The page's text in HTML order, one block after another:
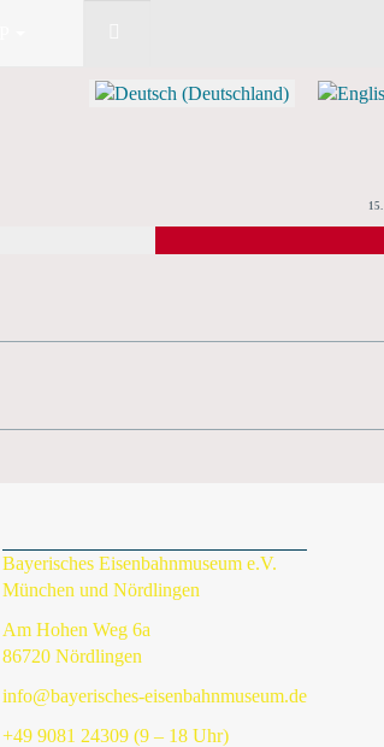
Bayerisches Eisenbahnmuseum e.V.
München und Nördlingen
Am Hohen Weg 6a
86720 Nördlingen
info@bayerisches-eisenbahnmuseum.de
+49 9081 24309 (9 – 18 Uhr)